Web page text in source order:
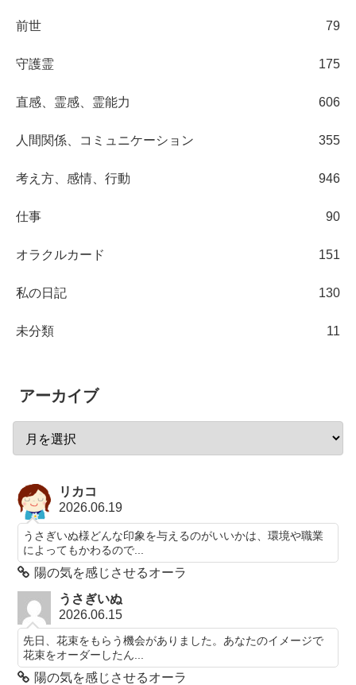
前世 79
守護霊 175
直感、霊感、霊能力 606
人間関係、コミュニケーション 355
考え方、感情、行動 946
仕事 90
オラクルカード 151
私の日記 130
未分類 11
アーカイブ
リカコ
2026.06.19
うさぎいぬ様どんな印象を与えるのがいいかは、環境や職業
によってもかわるので...
陽の気を感じさせるオーラ
うさぎいぬ
2026.06.15
先日、花束をもらう機会がありました。あなたのイメージで
花束をオーダーしたん...
陽の気を感じさせるオーラ